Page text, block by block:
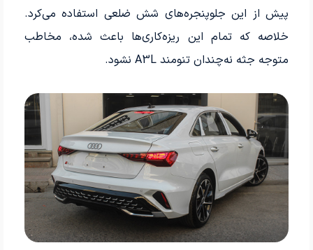
پیش از این جلوپنجره‌های شش ضلعی استفاده می‌کرد.
خلاصه که تمام این ریزه‌کاری‌ها باعث شده، مخاطب
متوجه جثه نه‌چندان تنومند A3L نشود.